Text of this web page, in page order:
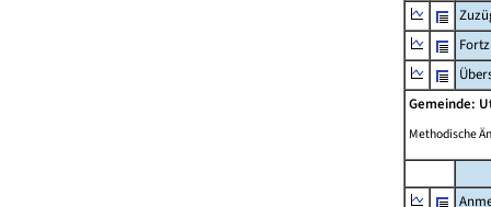
Gemeinde:
Methodische